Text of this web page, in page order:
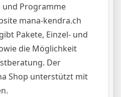
und Programme
mana-kendra.ch
Pakete, Einzel- und
die Möglichkeit
Der
Shop unterstützt mit